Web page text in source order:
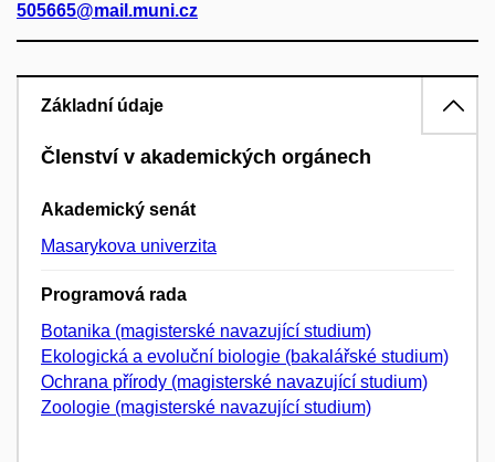
505665@mail.muni.cz
Základní údaje
Členství v akademických orgánech
Akademický senát
Masarykova univerzita
Programová rada
Botanika (magisterské navazující studium)
Ekologická a evoluční biologie (bakalářské studium)
Ochrana přírody (magisterské navazující studium)
Zoologie (magisterské navazující studium)